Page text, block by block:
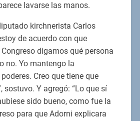
lavarse las manos.
kirchnerista Carlos
de acuerdo con que
digamos qué persona
no. Yo mantengo la
Creo que tiene que
sostuvo. Y agregó: “Lo que sí
sido bueno, como fue la
para que Adorni explicara